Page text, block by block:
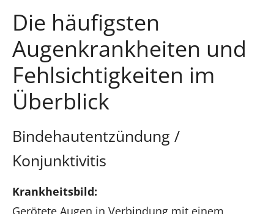
Die häufigsten
Augenkrankheiten und
Fehlsichtigkeiten im
Überblick
Bindehautentzündung /
Konjunktivitis
Krankheitsbild:
Gerötete Augen in Verbindung mit einem